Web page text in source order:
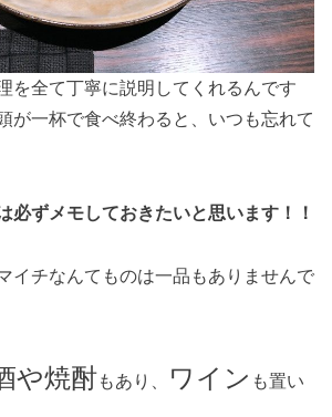
を全て丁寧に説明してくれるんです
が一杯で食べ終わると、いつも忘れて
必ずメモしておきたいと思います！！
イチなんてものは一品もありませんで
や焼酎もあり、 ワイン も置い